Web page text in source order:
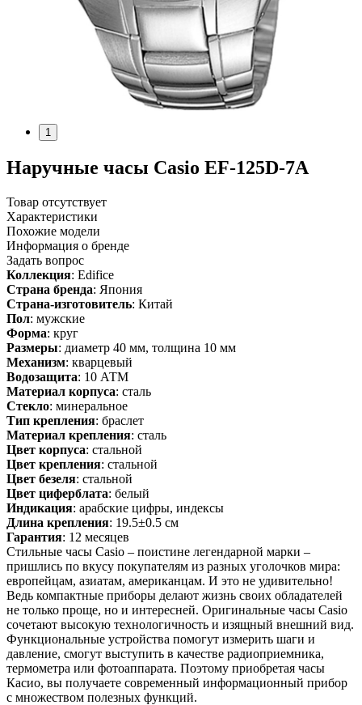
1
Наручные часы Casio EF-125D-7A
Товар отсутствует
Характеристики
Похожие модели
Информация о бренде
Задать вопрос
Коллекция: Edifice
Страна бренда: Япония
Страна-изготовитель: Китай
Пол: мужские
Форма: круг
Размеры: диаметр 40 мм, толщина 10 мм
Механизм: кварцевый
Водозащита: 10 АТМ
Материал корпуса: сталь
Стекло: минеральное
Тип крепления: браслет
Материал крепления: сталь
Цвет корпуса: стальной
Цвет крепления: стальной
Цвет безеля: стальной
Цвет циферблата: белый
Индикация: арабские цифры, индексы
Длина крепления: 19.5±0.5 см
Гарантия: 12 месяцев
Стильные часы Casio – поистине легендарной марки –
пришлись по вкусу покупателям из разных уголочков мира:
европейцам, азиатам, американцам. И это не удивительно!
Ведь компактные приборы делают жизнь своих обладателей
не только проще, но и интересней. Оригинальные часы Casio
сочетают высокую технологичность и изящный внешний вид.
Функциональные устройства помогут измерить шаги и
давление, смогут выступить в качестве радиоприемника,
термометра или фотоаппарата. Поэтому приобретая часы
Касио, вы получаете современный информационный прибор
с множеством полезных функций.